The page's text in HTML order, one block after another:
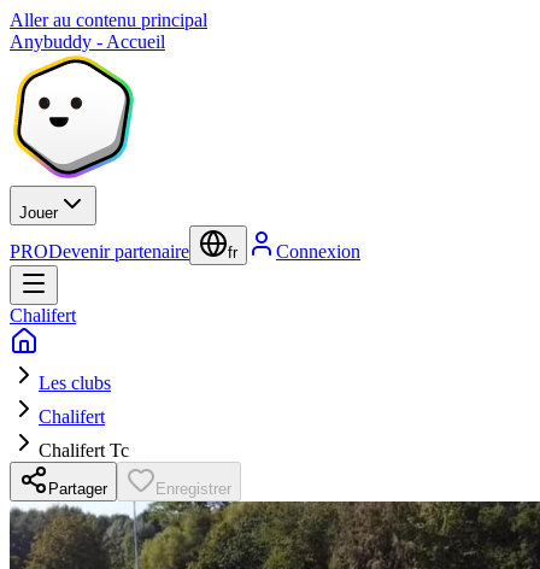
Aller au contenu principal
Anybuddy - Accueil
Jouer
PRODevenir partenaire fr Connexion
Chalifert
Les clubs
Chalifert
Chalifert Tc
Partager Enregistrer